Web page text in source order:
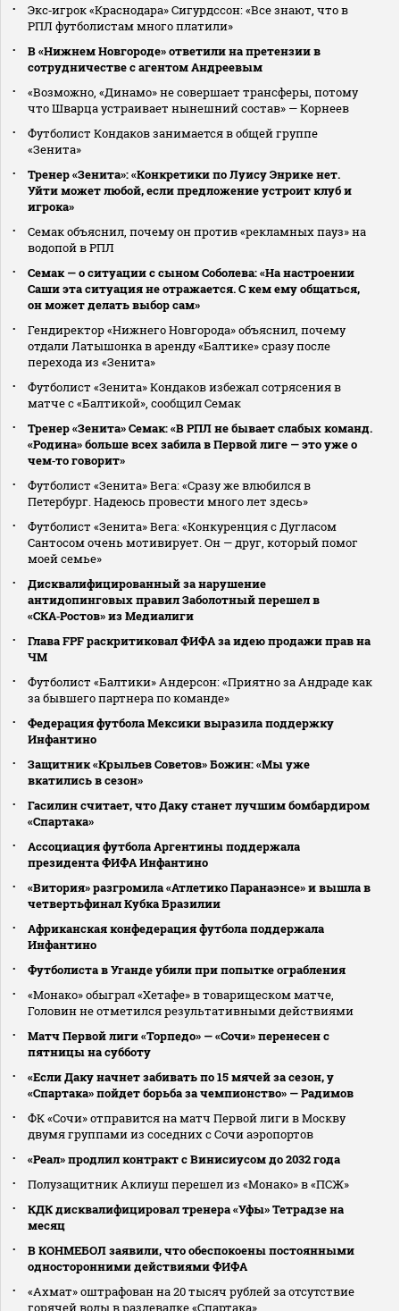
Экс‑игрок «Краснодара» Сигурдссон: «Все знают, что в
РПЛ футболистам много платили»
В «Нижнем Новгороде» ответили на претензии в
сотрудничестве с агентом Андреевым
«Возможно, «Динамо» не совершает трансферы, потому
что Шварца устраивает нынешний состав» — Корнеев
Футболист Кондаков занимается в общей группе
«Зенита»
Тренер «Зенита»: «Конкретики по Луису Энрике нет.
Уйти может любой, если предложение устроит клуб и
игрока»
Семак объяснил, почему он против «рекламных пауз» на
водопой в РПЛ
Семак — о ситуации с сыном Соболева: «На настроении
Саши эта ситуация не отражается. С кем ему общаться,
он может делать выбор сам»
Гендиректор «Нижнего Новгорода» объяснил, почему
отдали Латышонка в аренду «Балтике» сразу после
перехода из «Зенита»
Футболист «Зенита» Кондаков избежал сотрясения в
матче с «Балтикой», сообщил Семак
Тренер «Зенита» Семак: «В РПЛ не бывает слабых команд.
«Родина» больше всех забила в Первой лиге — это уже о
чем‑то говорит»
Футболист «Зенита» Вега: «Сразу же влюбился в
Петербург. Надеюсь провести много лет здесь»
Футболист «Зенита» Вега: «Конкуренция с Дугласом
Сантосом очень мотивирует. Он — друг, который помог
моей семье»
Дисквалифицированный за нарушение
антидопинговых правил Заболотный перешел в
«СКА‑Ростов» из Медиалиги
Глава FPF раскритиковал ФИФА за идею продажи прав на
ЧМ
Футболист «Балтики» Андерсон: «Приятно за Андраде как
за бывшего партнера по команде»
Федерация футбола Мексики выразила поддержку
Инфантино
Защитник «Крыльев Советов» Божин: «Мы уже
вкатились в сезон»
Гасилин считает, что Даку станет лучшим бомбардиром
«Спартака»
Ассоциация футбола Аргентины поддержала
президента ФИФА Инфантино
«Витория» разгромила «Атлетико Паранаэнсе» и вышла в
четвертьфинал Кубка Бразилии
Африканская конфедерация футбола поддержала
Инфантино
Футболиста в Уганде убили при попытке ограбления
«Монако» обыграл «Хетафе» в товарищеском матче,
Головин не отметился результативными действиями
Матч Первой лиги «Торпедо» — «Сочи» перенесен с
пятницы на субботу
«Если Даку начнет забивать по 15 мячей за сезон, у
«Спартака» пойдет борьба за чемпионство» — Радимов
ФК «Сочи» отправится на матч Первой лиги в Москву
двумя группами из соседних с Сочи аэропортов
«Реал» продлил контракт с Винисиусом до 2032 года
Полузащитник Аклиуш перешел из «Монако» в «ПСЖ»
КДК дисквалифицировал тренера «Уфы» Тетрадзе на
месяц
В КОНМЕБОЛ заявили, что обеспокоены постоянными
односторонними действиями ФИФА
«Ахмат» оштрафован на 20 тысяч рублей за отсутствие
горячей воды в раздевалке «Спартака»